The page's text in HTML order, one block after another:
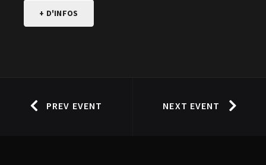
+ D'INFOS
PREV EVENT NEXT EVENT